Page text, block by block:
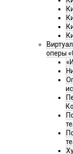
оперы